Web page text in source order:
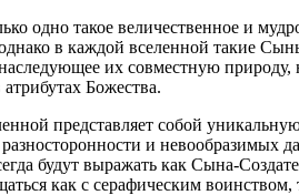
одно такое величественное и
в каждой вселенной такие
их совместную
Божества.
представляет собой
и невообразимых
будут выражать как Сына-
как с серафическим